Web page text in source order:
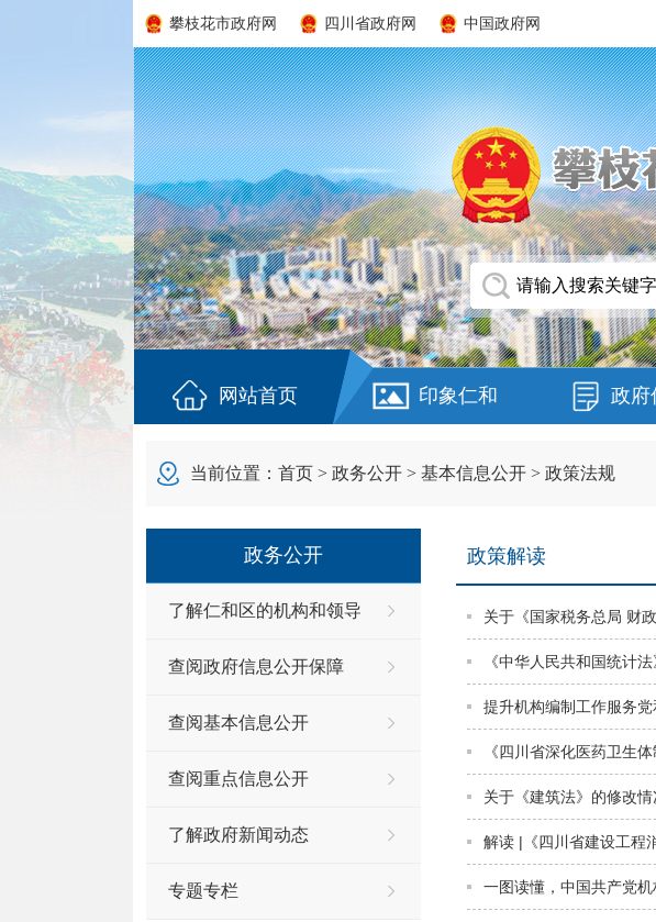
攀枝花市政府网 四川省政府网 中国政府网
网站首页 印象仁和 政府
当前位置： 首页 > 政务公开 > 基本信息公开 > 政策法规
政务公开
了解仁和区的机构和领导
查阅政府信息公开保障
查阅基本信息公开
查阅重点信息公开
了解政府新闻动态
专题专栏
政策解读
关于《国家税务总局 财
《中华人民共和国统计
提升机构编制工作服务
《四川省深化医药卫生
关于《建筑法》的修改
解读 |《四川省建设工程
一图读懂，中国共产党机